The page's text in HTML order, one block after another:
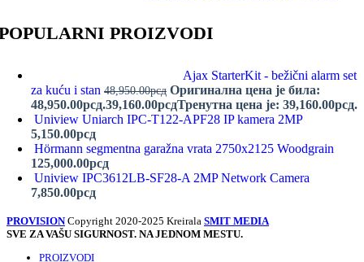
PROIZVODI
Ajax StarterKit - bežični alarm set
za kuću i stan 48,950.00рсд Оригинална цена је била:
48,950.00рсд.39,160.00рсдТренутна цена је: 39,160.00рсд.
Uniview Uniarch IPC-T122-APF28 IP kamera 2MP
5,150.00рсд
Hörmann segmentna garažna vrata 2750x2125 Woodgrain
125,000.00рсд
Uniview IPC3612LB-SF28-A 2MP Network Camera
7,850.00рсд
PROVISIONCopyright 2020-2025 Kreirala SMIT MEDIA
SVE ZA VAŠU SIGURNOST. NA JEDNOM MESTU.
PROIZVODI